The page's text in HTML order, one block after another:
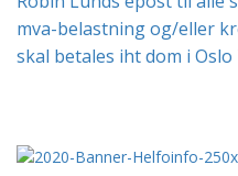
mva-belastning og/eller
skal betales iht dom i